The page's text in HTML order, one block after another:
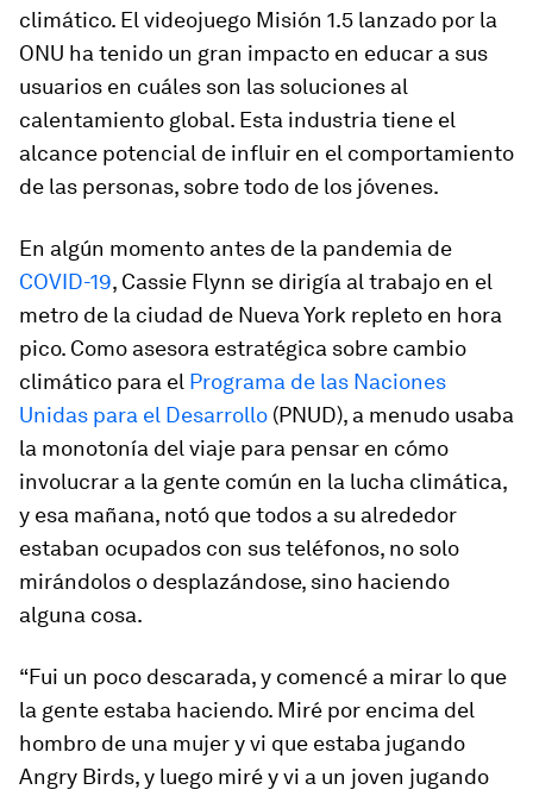
climático. El videojuego Misión 1.5 lanzado por la
ONU ha tenido un gran impacto en educar a sus
usuarios en cuáles son las soluciones al
calentamiento global. Esta industria tiene el
alcance potencial de influir en el comportamiento
de las personas, sobre todo de los jóvenes.
En algún momento antes de la pandemia de
COVID-19, Cassie Flynn se dirigía al trabajo en el
metro de la ciudad de Nueva York repleto en hora
pico. Como asesora estratégica sobre cambio
climático para el Programa de las Naciones
Unidas para el Desarrollo (PNUD), a menudo usaba
la monotonía del viaje para pensar en cómo
involucrar a la gente común en la lucha climática,
y esa mañana, notó que todos a su alrededor
estaban ocupados con sus teléfonos, no solo
mirándolos o desplazándose, sino haciendo
alguna cosa.
“Fui un poco descarada, y comencé a mirar lo que
la gente estaba haciendo. Miré por encima del
hombro de una mujer y vi que estaba jugando
Angry Birds, y luego miré y vi a un joven jugando